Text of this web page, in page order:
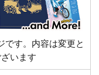
。内容は変更と
います